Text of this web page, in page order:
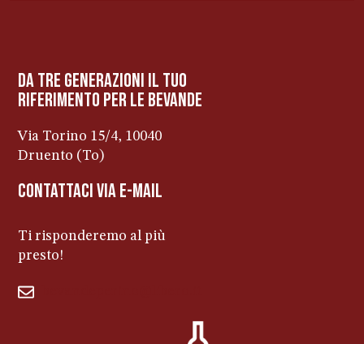
da tre generazioni il tuo
riferimento per le bevanDe
Via Torino 15/4, 10040
Druento (To)
contattaci via e-mail
Ti risponderemo al più
presto!